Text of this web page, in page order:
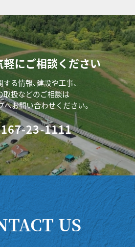
軽にご相談ください
る情報、建設や工事、
取扱などのご相談は
へお問い合わせください。
23-1111
US